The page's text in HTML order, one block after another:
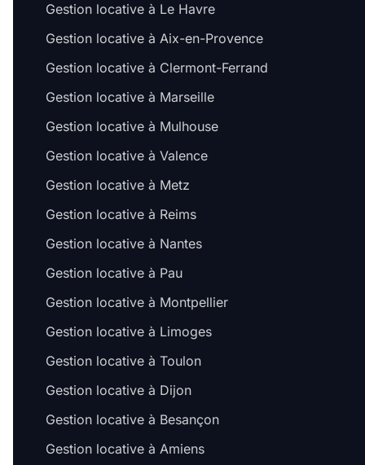
Gestion locative à Le Havre
Gestion locative à Aix-en-Provence
Gestion locative à Clermont-Ferrand
Gestion locative à Marseille
Gestion locative à Mulhouse
Gestion locative à Valence
Gestion locative à Metz
Gestion locative à Reims
Gestion locative à Nantes
Gestion locative à Pau
Gestion locative à Montpellier
Gestion locative à Limoges
Gestion locative à Toulon
Gestion locative à Dijon
Gestion locative à Besançon
Gestion locative à Amiens